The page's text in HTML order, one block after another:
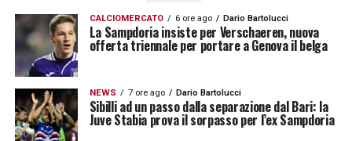
CALCIOMERCATO 6 ore ago Dario Bartolucci
La Sampdoria insiste per Verschaeren, nuova
offerta triennale per portare a Genova il belga
NEWS 7 ore ago Dario Bartolucci
Sibilli ad un passo dalla separazione dal Bari: la
Juve Stabia prova il sorpasso per l’ex Sampdoria